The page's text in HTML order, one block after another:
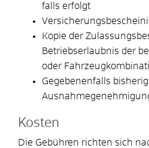
falls erfolgt
Kopie der
Betriebserlaubnis der
oder
Gegebenenfalls
Kosten
Die Gebühren richten sich